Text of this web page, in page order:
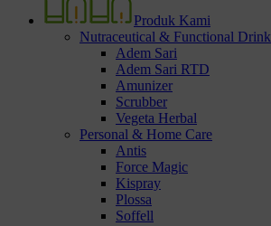
Produk Kami
Nutraceutical & Functional Drink
Adem Sari
Adem Sari RTD
Amunizer
Scrubber
Vegeta Herbal
Personal & Home Care
Antis
Force Magic
Kispray
Plossa
Soffell